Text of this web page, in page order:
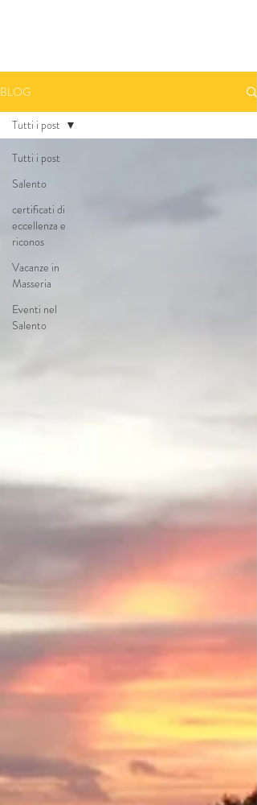
BLOG
Tutti i post
Salento
certificati di
eccellenza e
riconos
Vacanze in
Masseria
Eventi nel
Salento
Tutti i post